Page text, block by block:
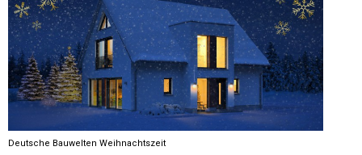
Deutsche Bauwelten Weihnachtszeit